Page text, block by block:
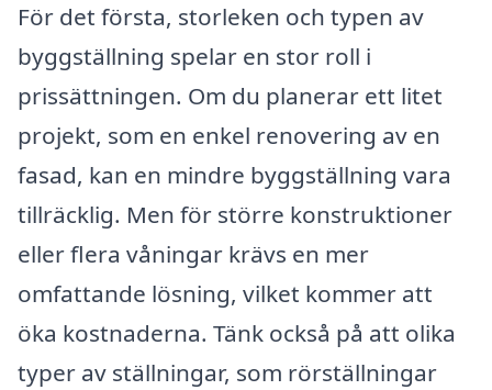
För det första, storleken och typen av
byggställning spelar en stor roll i
prissättningen. Om du planerar ett litet
projekt, som en enkel renovering av en
fasad, kan en mindre byggställning vara
tillräcklig. Men för större konstruktioner
eller flera våningar krävs en mer
omfattande lösning, vilket kommer att
öka kostnaderna. Tänk också på att olika
typer av ställningar, som rörställningar